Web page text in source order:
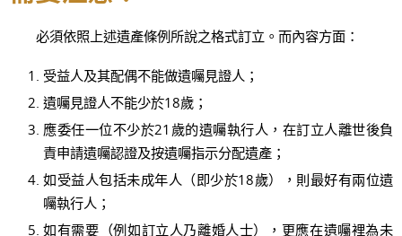
必須依照上述遺產條例所說之格式訂立。而內容方面：
受益人及其配偶不能做遺囑見證人；
遺囑見證人不能少於18歲；
應委任一位不少於21歲的遺囑執行人，在訂立人離世後負
責申請遺囑認證及按遺囑指示分配遺產；
如受益人包括未成年人（即少於18歲），則最好有兩位遺
囑執行人；
如有需要（例如訂立人乃離婚人士），更應在遺囑裡為未